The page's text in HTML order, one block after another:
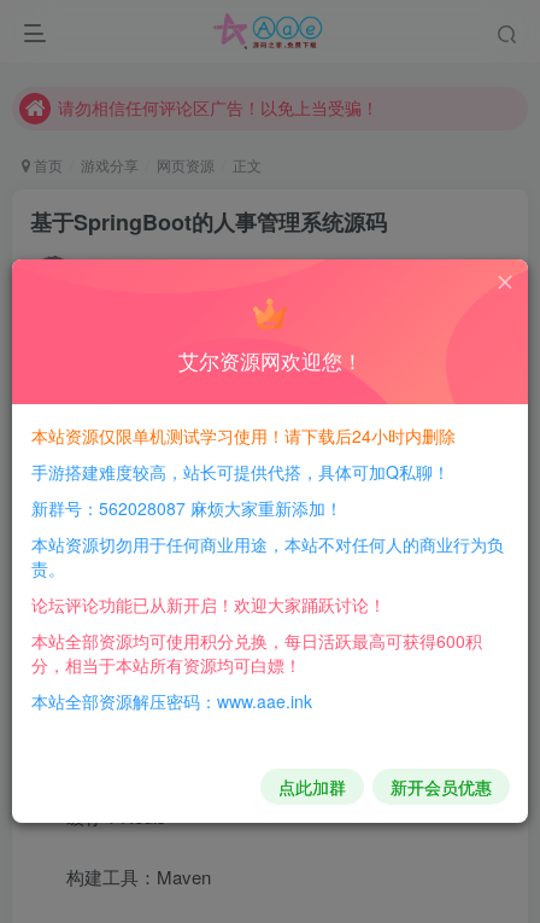
本站一律禁止以任何方式发布或转载任何违法的相关信息，访客发现请向站长举报
请勿相信任何评论区广告！以免上当受骗！
首页 游戏分享 网页资源 正文
基于SpringBoot的人事管理系统源码
关注
每日活跃最高可获得600积分！所有资源可以使用
积分免费兑换！
软件介绍：
基于SpringBoot的人事管理系统源码 含论文+PPT，一
套基于SpringBoot的人事管理系统，准确来说包含了Vue，本
套资源含有论文和PPT，需要的小伙伴拿去吧
所需环境
JDK：1.8 版本
缓存：Redis
构建工具：Maven
艾尔资源网欢迎您！
本站资源仅限单机测试学习使用！请下载后24小时内删除
手游搭建难度较高，站长可提供代搭，具体可加Q私聊！
新群号：562028087 麻烦大家重新添加！
本站资源切勿用于任何商业用途，本站不对任何人的商业行为负
责。
论坛评论功能已从新开启！欢迎大家踊跃讨论！
本站全部资源均可使用积分兑换，每日活跃最高可获得600积
分，相当于本站所有资源均可白嫖！
本站全部资源解压密码：www.aae.ink
点此加群 新开会员优惠